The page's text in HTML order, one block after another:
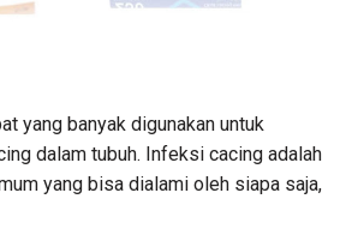
yang banyak digunakan untuk
dalam tubuh. Infeksi cacing adalah
yang bisa dialami oleh siapa saja,